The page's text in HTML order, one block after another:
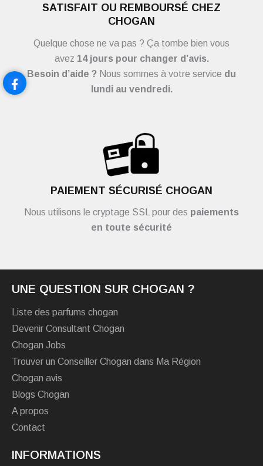
SATISFAIT OU REMBOURSÉ CHEZ
CHOGAN
Quelque chose ne va pas ? Ça tombe bien vous
avez 14 jours pour changer d’avis.
Besoin d’aide ? Nous sommes à votre service du
lundi au vendredi.
PAIEMENT SÉCURISÉ CHOGAN
Nous utilisons le cryptage SSL pour des paiements
en toute sécurité
UNE QUESTION SUR CHOGAN ?
Liste des parfums chogan
Devenir Consultant Chogan
Chogan Jobs
Trouver un Conseiller Chogan dans Ma Région
Chogan avis
Blogs Chogan
A propos
Contact
INFORMATIONS